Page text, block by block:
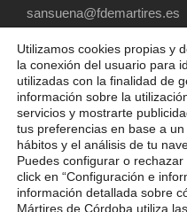
sansuena@fdemartires.es
COPYRIGHT 2025
SANTOS
POLÍTICA DE
Utilizamos cookies propias y
la conexión del usuario para
utilizadas con la finalidad de
información sobre la
servicios y mostrarte
tus preferencias en base a
hábitos y el análisis de tu
Puedes configurar o
click en “Configuración e
información detallada sobre
Mártires de Córdoba utiliza